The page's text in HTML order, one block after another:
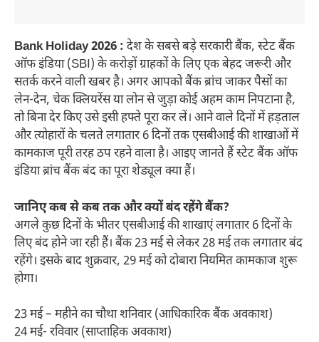
Bank Holiday 2026 : देश के सबसे बड़े सरकारी बैंक, स्टेट बैंक
ऑफ इंडिया (SBI) के करोड़ों ग्राहकों के लिए एक बेहद जरूरी और
सतर्क करने वाली खबर है। अगर आपको बैंक ब्रांच जाकर पैसों का
लेन-देन, चेक क्लियरेंस या लोन से जुड़ा कोई अहम काम निपटाना है,
तो बिना देर किए उसे इसी हफ्ते पूरा कर लें। आने वाले दिनों में हड़ताल
और त्योहारों के चलते लगातार 6 दिनों तक एसबीआई की शाखाओं में
कामकाज पूरी तरह ठप रहने वाला है। आइए जानते हैं स्टेट बैंक ऑफ
इंडिया ब्रांच बैंक बंद का पूरा शेड्यूल क्या हैं।
जानिए कब से कब तक और क्यों बंद रहेंगे बैंक?
अगले कुछ दिनों के भीतर एसबीआई की शाखाएं लगातार 6 दिनों के
लिए बंद होने जा रही हैं। बैंक 23 मई से लेकर 28 मई तक लगातार बंद
रहेंगे। इसके बाद शुक्रवार, 29 मई को दोबारा नियमित कामकाज शुरू
होगा।
23 मई – महीने का चौथा शनिवार (आधिकारिक बैंक अवकाश)
24 मई- रविवार (साप्ताहिक अवकाश)